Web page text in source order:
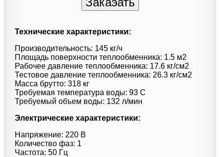
Технические характеристики:
Производительность: 145 кг/ч
Площадь поверхности теплообменника: 1.5 м2
Рабочее давление теплообменника: 17.6 кг/см2
Тестовое давление теплообменника: 26.3 кг/см2
Масса брутто: 318 кг
Требуемая температура воды: 93 C
Требуемый объем воды: 132 л/мин
Электрические характеристики:
Напряжение: 220 В
Количество фаз: 1
Частота: 50 Гц